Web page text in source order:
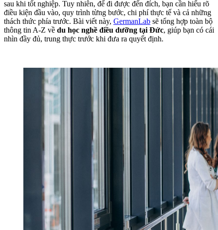
sau khi tốt nghiệp. Tuy nhiên, để đi được đến đích, bạn cần hiểu rõ
điều kiện đầu vào, quy trình từng bước, chi phí thực tế và cả những
thách thức phía trước. Bài viết này, GermanLab sẽ tổng hợp toàn bộ
thông tin A-Z về du học nghề điều dưỡng tại Đức, giúp bạn có cái
nhìn đầy đủ, trung thực trước khi đưa ra quyết định.